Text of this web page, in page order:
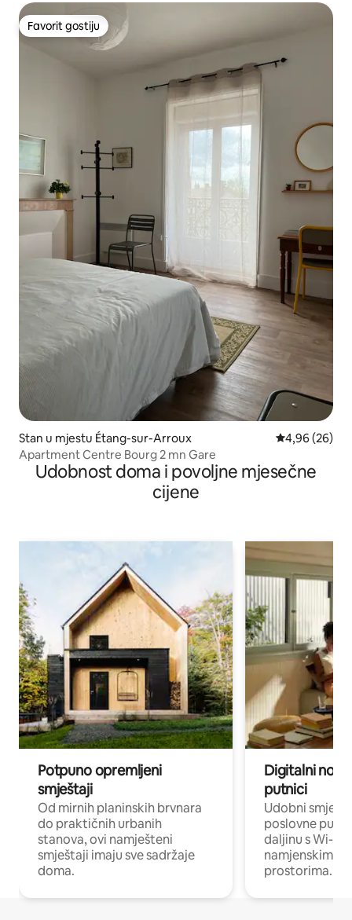
Favorit gostiju
Favorit gostiju
Stan u mjestu Étang-sur-Arroux Prosječna
4,96 (26)
Apartment Centre Bourg 2 mn Gare
Udobnost doma i povoljne mjesečne
cijene
Potpuno opremljeni
smještaji
Od mirnih planinskih brvnara
do praktičnih urbanih
stanova, ovi namješteni
smještaji imaju sve sadržaje
doma.
Digitalni
putnici
Udobni
poslovne
daljinu s Wi-Fi
namjenskim
prostorima.